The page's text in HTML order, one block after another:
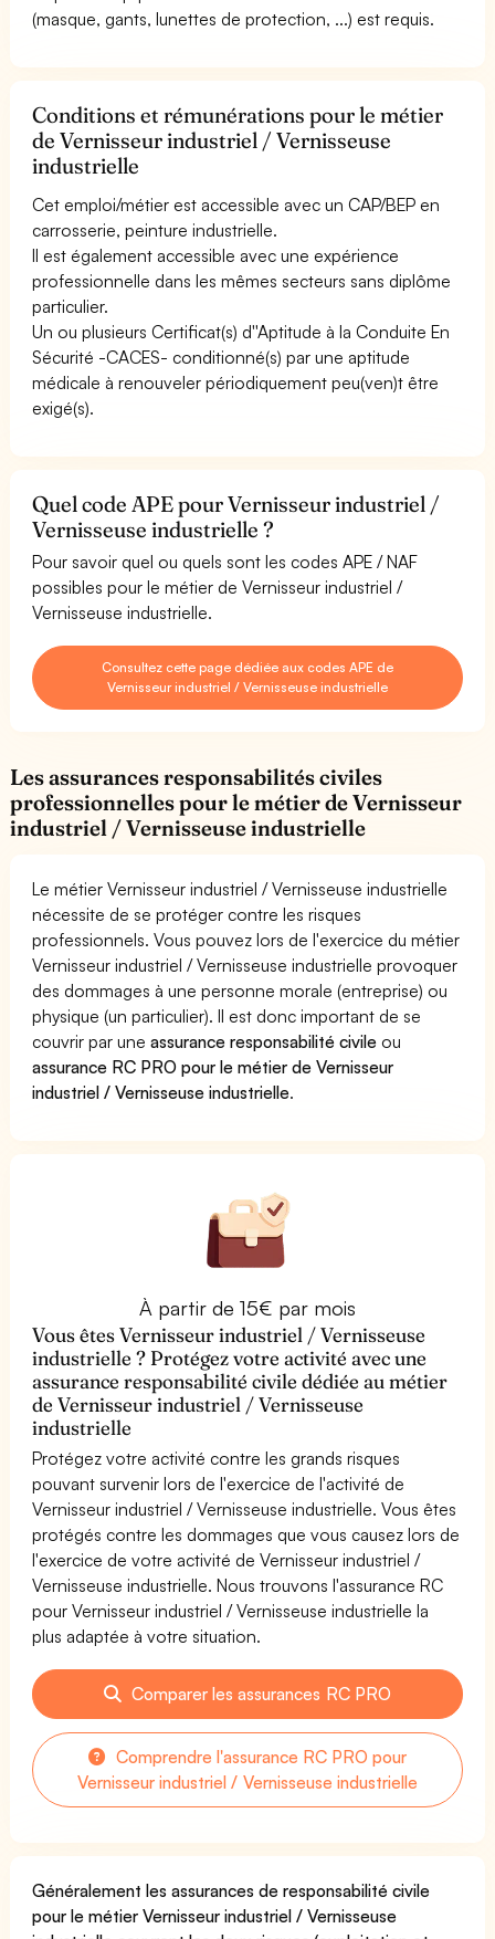
(masque, gants, lunettes de protection, ...) est requis.
Conditions et rémunérations pour le métier
de Vernisseur industriel / Vernisseuse
industrielle
Cet emploi/métier est accessible avec un CAP/BEP en
carrosserie, peinture industrielle.
Il est également accessible avec une expérience
professionnelle dans les mêmes secteurs sans diplôme
particulier.
Un ou plusieurs Certificat(s) d''Aptitude à la Conduite En
Sécurité -CACES- conditionné(s) par une aptitude
médicale à renouveler périodiquement peu(ven)t être
exigé(s).
Quel code APE pour Vernisseur industriel /
Vernisseuse industrielle ?
Pour savoir quel ou quels sont les codes APE / NAF
possibles pour le métier de Vernisseur industriel /
Vernisseuse industrielle.
Consultez cette page dédiée aux codes APE de
Vernisseur industriel / Vernisseuse industrielle
Les assurances responsabilités civiles
professionnelles pour le métier de Vernisseur
industriel / Vernisseuse industrielle
Le métier Vernisseur industriel / Vernisseuse industrielle
nécessite de se protéger contre les risques
professionnels. Vous pouvez lors de l'exercice du métier
Vernisseur industriel / Vernisseuse industrielle provoquer
des dommages à une personne morale (entreprise) ou
physique (un particulier). Il est donc important de se
couvrir par uneassurance responsabilité civile ou
assurance RC PRO pour le métier de Vernisseur
industriel / Vernisseuse industrielle.
À partir de 15€ par mois
Vous êtes Vernisseur industriel / Vernisseuse
industrielle ? Protégez votre activité avec une
assurance responsabilité civile dédiée au métier
de Vernisseur industriel / Vernisseuse
industrielle
Protégez votre activité contre les grands risques
pouvant survenir lors de l'exercice de l'activité de
Vernisseur industriel / Vernisseuse industrielle. Vous êtes
protégés contre les dommages que vous causez lors de
l'exercice de votre activité de Vernisseur industriel /
Vernisseuse industrielle. Nous trouvons l'assurance RC
pour Vernisseur industriel / Vernisseuse industrielle la
plus adaptée à votre situation.
Comparer les assurances RC PRO
Comprendre l'assurance RC PRO pour
Vernisseur industriel / Vernisseuse industrielle
Généralement les assurances de responsabilité civile
pour le métier Vernisseur industriel / Vernisseuse